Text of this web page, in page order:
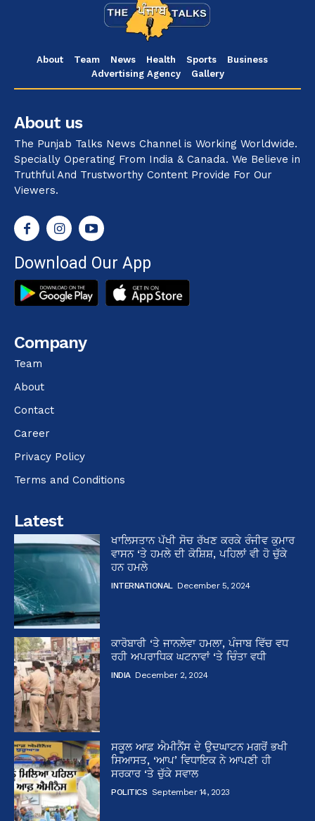
About Team News Health Sports
Business
Advertising Agency
Gallery
About us
The Punjab Talks News Channel is Working Worldwide.
Specially Operating From India & Canada. We Believe in
Truthful And Trustworthy Content Provide For Our
Viewers.
Download Our App
Company
Team
About
Contact
Career
Privacy Policy
Terms and Conditions
Latest
ਖਾਲਿਸਤਾਨ ਪੱਖੀ ਸੋਚ ਰੱਖਣ ਕਰਕੇ ਰੰਜੀਵ ਕੁਮਾਰ
ਵਾਸਨ ‘ਤੇ ਹਮਲੇ ਦੀ ਕੋਸ਼ਿਸ਼, ਪਹਿਲਾਂ ਵੀ ਹੋ ਚੁੱਕੇ
ਹਨ ਹਮਲੇ
INTERNATIONAL December 5, 2024
ਕਾਰੋਬਾਰੀ ‘ਤੇ ਜਾਨਲੇਵਾ ਹਮਲਾ, ਪੰਜਾਬ ਵਿੱਚ ਵਧ
ਰਹੀ ਅਪਰਾਧਿਕ ਘਟਨਾਵਾਂ ‘ਤੇ ਚਿੰਤਾ ਵਧੀ
INDIA December 2, 2024
ਸਕੂਲ ਆਫ਼ ਐਮੀਨੈਂਸ ਦੇ ਉਦਘਾਟਨ ਮਗਰੋਂ ਭਖੀ
ਸਿਆਸਤ, ‘ਆਪ’ ਵਿਧਾਇਕ ਨੇ ਆਪਣੀ ਹੀ
ਸਰਕਾਰ ‘ਤੇ ਚੁੱਕੇ ਸਵਾਲ
POLITICS September 14, 2023